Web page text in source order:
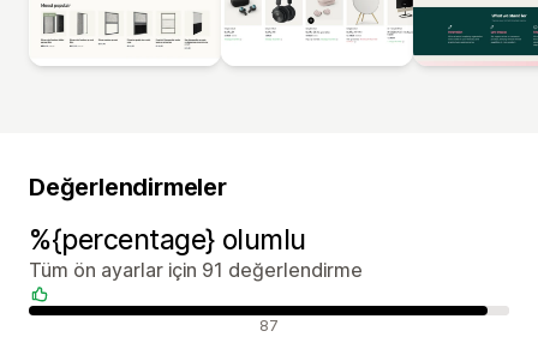
Değerlendirmeler
%{percentage} olumlu
Tüm ön ayarlar için 91 değerlendirme
Olumlu değerlendirmeler 87